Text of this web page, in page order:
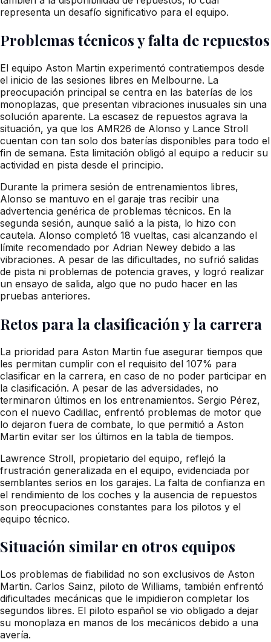
representa un desafío significativo para el equipo.
Problemas técnicos y falta de repuestos
El equipo Aston Martin experimentó contratiempos desde
el inicio de las sesiones libres en Melbourne. La
preocupación principal se centra en las baterías de los
monoplazas, que presentan vibraciones inusuales sin una
solución aparente. La escasez de repuestos agrava la
situación, ya que los AMR26 de Alonso y Lance Stroll
cuentan con tan solo dos baterías disponibles para todo el
fin de semana. Esta limitación obligó al equipo a reducir su
actividad en pista desde el principio.
Durante la primera sesión de entrenamientos libres,
Alonso se mantuvo en el garaje tras recibir una
advertencia genérica de problemas técnicos. En la
segunda sesión, aunque salió a la pista, lo hizo con
cautela. Alonso completó 18 vueltas, casi alcanzando el
límite recomendado por Adrian Newey debido a las
vibraciones. A pesar de las dificultades, no sufrió salidas
de pista ni problemas de potencia graves, y logró realizar
un ensayo de salida, algo que no pudo hacer en las
pruebas anteriores.
Retos para la clasificación y la carrera
La prioridad para Aston Martin fue asegurar tiempos que
les permitan cumplir con el requisito del 107% para
clasificar en la carrera, en caso de no poder participar en
la clasificación. A pesar de las adversidades, no
terminaron últimos en los entrenamientos. Sergio Pérez,
con el nuevo Cadillac, enfrentó problemas de motor que
lo dejaron fuera de combate, lo que permitió a Aston
Martin evitar ser los últimos en la tabla de tiempos.
Lawrence Stroll, propietario del equipo, reflejó la
frustración generalizada en el equipo, evidenciada por
semblantes serios en los garajes. La falta de confianza en
el rendimiento de los coches y la ausencia de repuestos
son preocupaciones constantes para los pilotos y el
equipo técnico.
Situación similar en otros equipos
Los problemas de fiabilidad no son exclusivos de Aston
Martin. Carlos Sainz, piloto de Williams, también enfrentó
dificultades mecánicas que le impidieron completar los
segundos libres. El piloto español se vio obligado a dejar
su monoplaza en manos de los mecánicos debido a una
avería.